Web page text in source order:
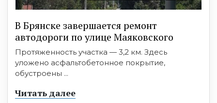
В Брянске завершается ремонт
автодороги по улице Маяковского
Протяженность участка — 3,2 км. Здесь
уложено асфальтобетонное покрытие,
обустроены ...
Читать далее